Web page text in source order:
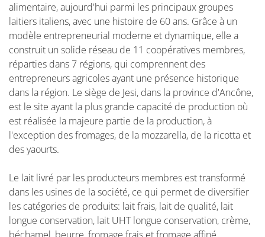
alimentaire, aujourd'hui parmi les principaux groupes
laitiers italiens, avec une histoire de 60 ans. Grâce à un
modèle entrepreneurial moderne et dynamique, elle a
construit un solide réseau de 11 coopératives membres,
réparties dans 7 régions, qui comprennent des
entrepreneurs agricoles ayant une présence historique
dans la région. Le siège de Jesi, dans la province d'Ancône,
est le site ayant la plus grande capacité de production où
est réalisée la majeure partie de la production, à
l'exception des fromages, de la mozzarella, de la ricotta et
des yaourts.
Le lait livré par les producteurs membres est transformé
dans les usines de la société, ce qui permet de diversifier
les catégories de produits: lait frais, lait de qualité, lait
longue conservation, lait UHT longue conservation, crème,